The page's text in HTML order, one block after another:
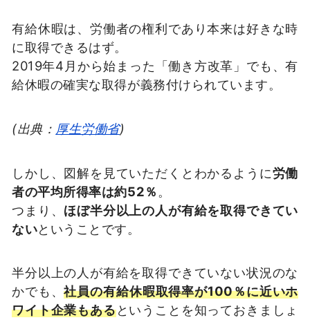
有給休暇は、労働者の権利であり本来は好きな時
に取得できるはず。
2019年4月から始まった「働き方改革」でも、有
給休暇の確実な取得が義務付けられています。
(出典： 厚生労働省)
しかし、図解を見ていただくとわかるように労働
者の平均所得率は約52％ 。
つまり、 ほぼ半分以上の人が有給を取得できてい
ないということです。
半分以上の人が有給を取得できていない状況のな
かでも、社員の有給休暇取得率が100％に近いホ
ワイト企業もあるということを知っておきましょ